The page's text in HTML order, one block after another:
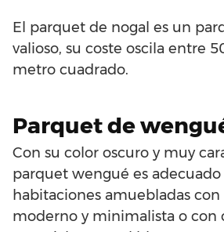
El parquet de nogal es un
valioso, su coste oscila entre
metro cuadrado.
Parquet de
Con su color oscuro y muy
parquet wengué es adecuado
habitaciones amuebladas
moderno y minimalista o con